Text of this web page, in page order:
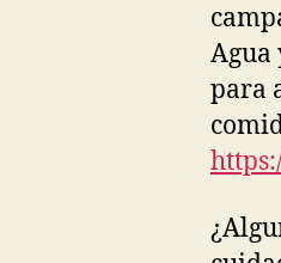
Agua
para